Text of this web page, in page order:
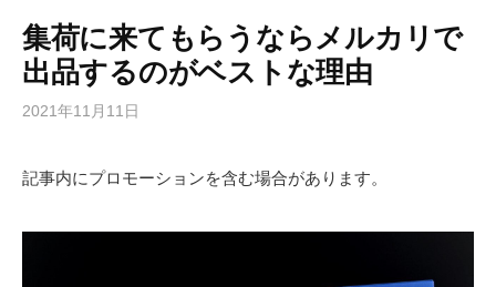
集荷に来てもらうならメルカリで
出品するのがベストな理由
2021年11月11日
記事内にプロモーションを含む場合があります。